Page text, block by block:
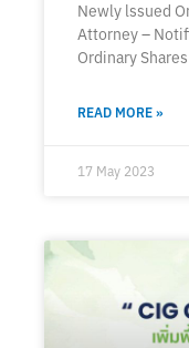
Newly lssued
Attorney –
Ordinary
READ MORE »
17 May 2023